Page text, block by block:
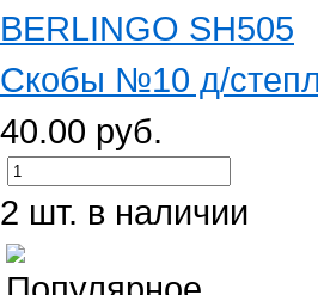
Скобы №10 д/
40.00 руб.
2 шт. в наличии